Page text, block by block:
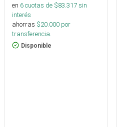
en 6cuotas de $83.317sin
interés
ahorras $20.000 por
transferencia.
Disponible